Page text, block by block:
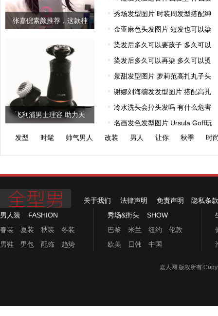
张嘉倪素颜推荐，这款神
飞利浦男士理容 助力天
秀场发型图片 时装周发型搭配绅
金亚麻色头发图片 短发也可以染
染发后多久可以要孩子 多久可以
染发后多久可以再染 多久可以烫
景甜发型图片 萝莉范高扎丸子头
谢娜刘海编发发型图片 搭配高扎
冷水洗头会掉头发吗 有什么危害
名画发色发型图片 Ursula Goff玩
发型
时髦 帅气男人 改装 男人 让你 秋季 时
关于我们 法律声明 免责声明
隐私条款
男人装 FASHION
春装
夏装 秋装
冬装
男鞋
男包 配饰 趋势
秀场&街头 SHOW
巴黎
米兰 纽约
伦敦
欧美
日韩 中国
嘉人网 版权所有